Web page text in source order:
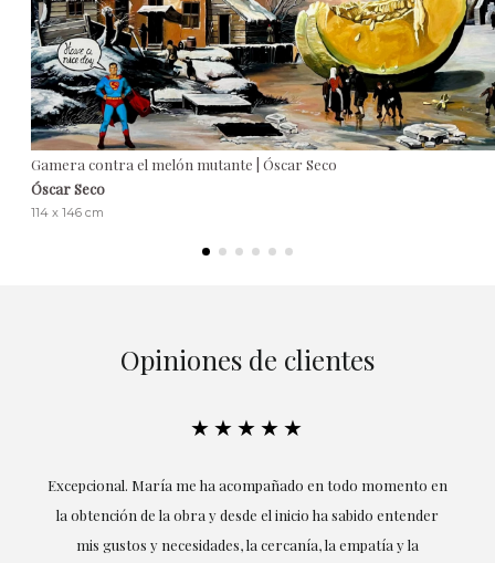
Gamera contra el melón mutante | Óscar Seco
Óscar Seco
114 x 146 cm
Opiniones de clientes
★★★★★
Excepcional. María me ha acompañado en todo momento en
la obtención de la obra y desde el inicio ha sabido entender
mis gustos y necesidades, la cercanía, la empatía y la